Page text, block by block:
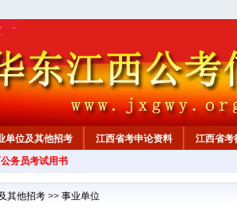
单位及其他招考 江西省考申论资料 江西省考
务员考试用书
其他招考 >> 事业单位